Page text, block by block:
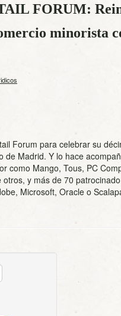
FORUM:
minorista
Forum para celebrar su
de Madrid. Y lo hace
como Mango, Tous, PC
y más de 70
Microsoft, Oracle o